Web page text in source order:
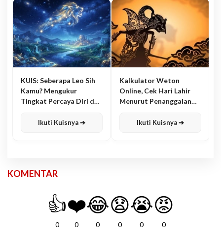
KUIS: Seberapa Leo Sih
Kamu? Mengukur
Tingkat Percaya Diri dan
Ikuti Kuisnya ➔
Kalkulator Weton
Online, Cek Hari Lahir
Menurut Penanggalan
Ikuti Kuisnya ➔
KOMENTAR
👍
0
❤️
0
😂
0
😧
0
😭
0
😡
0